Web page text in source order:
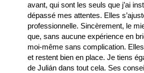
avant, qui sont les seuls que j’ai
dépassé mes attentes. Elles
professionnelle. Sincèrement, le
que, sans aucune expérience en
moi-même sans complication.
et restent bien en place. Je tiens
de Julián dans tout cela. Ses